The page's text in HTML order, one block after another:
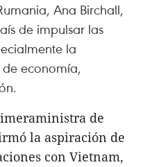
Ana Birchall,
de impulsar las
la
economía,
de
la aspiración de
con Vietnam,